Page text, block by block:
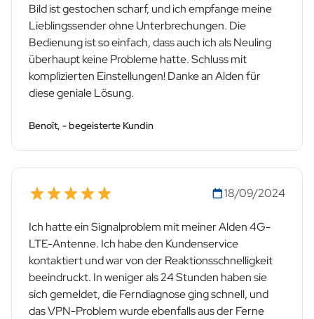
Bild ist gestochen scharf, und ich empfange meine
Lieblingssender ohne Unterbrechungen. Die
Bedienung ist so einfach, dass auch ich als Neuling
überhaupt keine Probleme hatte. Schluss mit
komplizierten Einstellungen! Danke an Alden für
diese geniale Lösung.
Benoît, - begeisterte Kundin
18/09/2024
Ich hatte ein Signalproblem mit meiner Alden 4G-
LTE-Antenne. Ich habe den Kundenservice
kontaktiert und war von der Reaktionsschnelligkeit
beeindruckt. In weniger als 24 Stunden haben sie
sich gemeldet, die Ferndiagnose ging schnell, und
das VPN-Problem wurde ebenfalls aus der Ferne